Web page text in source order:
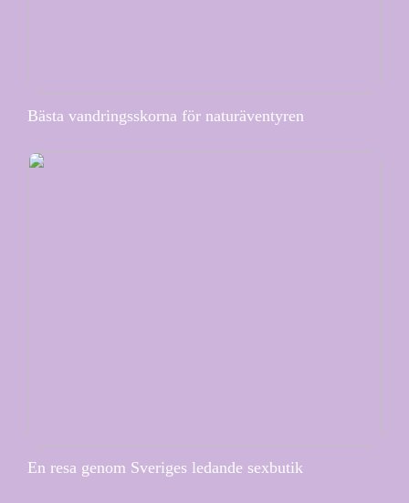
Bästa vandringsskorna för naturäventyren
En resa genom Sveriges ledande sexbutik